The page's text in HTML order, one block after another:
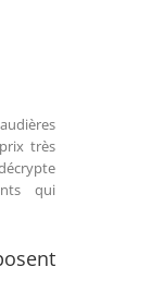
très
qui